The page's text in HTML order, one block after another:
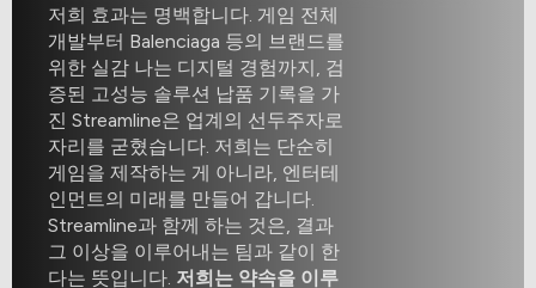
저희 효과는 명백합니다. 게임 전체
개발부터 Balenciaga 등의 브랜드를
위한 실감 나는 디지털 경험까지, 검
증된 고성능 솔루션 납품 기록을 가
진 Streamline은 업계의 선두주자로
자리를 굳혔습니다. 저희는 단순히
게임을 제작하는 게 아니라, 엔터테
인먼트의 미래를 만들어 갑니다.
Streamline과 함께 하는 것은, 결과
그 이상을 이루어내는 팀과 같이 한
다는 뜻입니다. 저희는 약속을 이루